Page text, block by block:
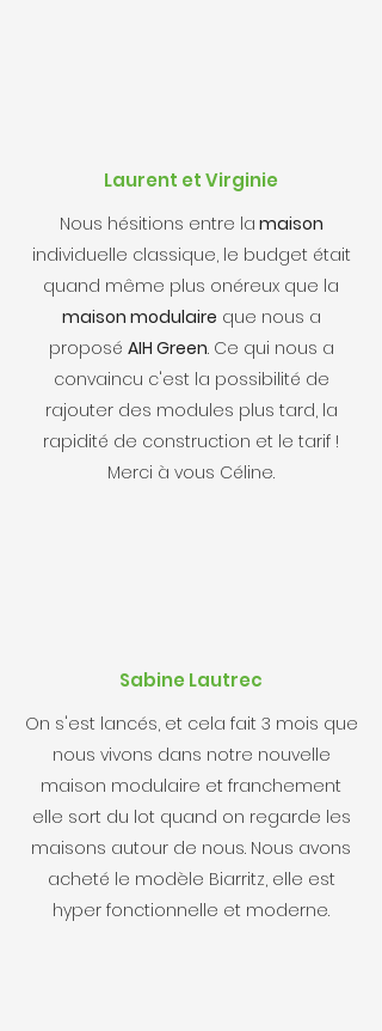
Laurent et Virginie
Nous hésitions entre la maison
individuelle classique, le budget était
quand même plus onéreux que la
maison modulaire que nous a
proposé AIH Green. Ce qui nous a
convaincu c'est la possibilité de
rajouter des modules plus tard, la
rapidité de construction et le tarif !
Merci à vous Céline.
Sabine Lautrec
On s'est lancés, et cela fait 3 mois que
nous vivons dans notre nouvelle
maison modulaire et franchement
elle sort du lot quand on regarde les
maisons autour de nous. Nous avons
acheté le modèle Biarritz, elle est
hyper fonctionnelle et moderne.